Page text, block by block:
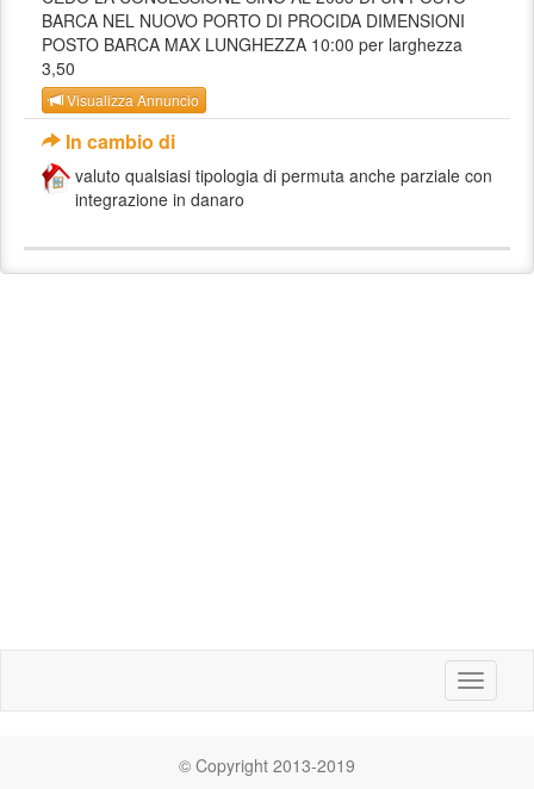
BARCA NEL NUOVO PORTO DI PROCIDA DIMENSIONI
POSTO BARCA MAX LUNGHEZZA 10:00 per larghezza
3,50
Visualizza Annuncio
In cambio di
valuto qualsiasi tipologia di permuta anche parziale con
integrazione in danaro
Toggle
© Copyright 2013-2019